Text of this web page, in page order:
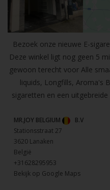
Bezoek onze nieuwe E-
Deze winkel ligt nog geen 5
gewoon terecht voor Alle
liquids, Longfills, Aroma's
sigaretten en een
MR.JOY BELGIUM
B.V
Stationsstraat 27
3620 Lanaken
België
+31628295953
Bekijk op Google Maps